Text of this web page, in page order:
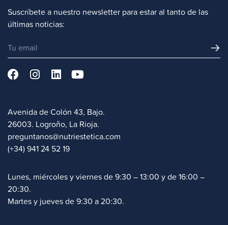
Suscríbete a nuestro newsletter para estar al tanto de las
últimas noticias:
Avenida de Colón 43, Bajo.
26003. Logroño, La Rioja.
preguntanos@nutriestetica.com
(+34) 941 24 52 19
Lunes, miércoles y viernes de 9:30 – 13:00 y de 16:00 –
20:30.
Martes y jueves de 9:30 a 20:30.